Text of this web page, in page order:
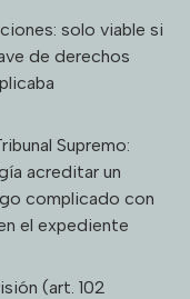
solo viable si
de derechos
Supremo:
acreditar un
complicado con
el expediente
(art. 102